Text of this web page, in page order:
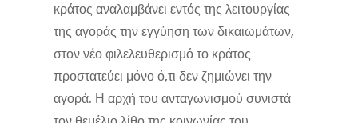
κράτος αναλαμβάνει εντός της λειτουργίας
της αγοράς την εγγύηση των δικαιωμάτων,
στον νέο φιλελευθερισμό το κράτος
προστατεύει μόνο ό,τι δεν ζημιώνει την
αγορά. Η αρχή του ανταγωνισμού συνιστά